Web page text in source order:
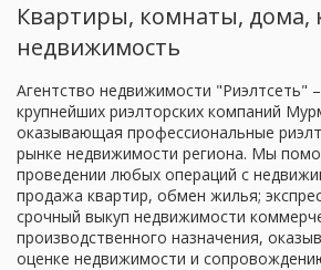
Квартиры, комнаты, дома,
недвижимость
Агентство недвижимости "Риэлтсеть"
крупнейших риэлторских компаний
оказывающая профессиональные
рынке недвижимости региона. Мы
проведении любых операций с
продажа квартир, обмен жилья;
срочный выкуп недвижимости
производственного назначения,
оценке недвижимости и